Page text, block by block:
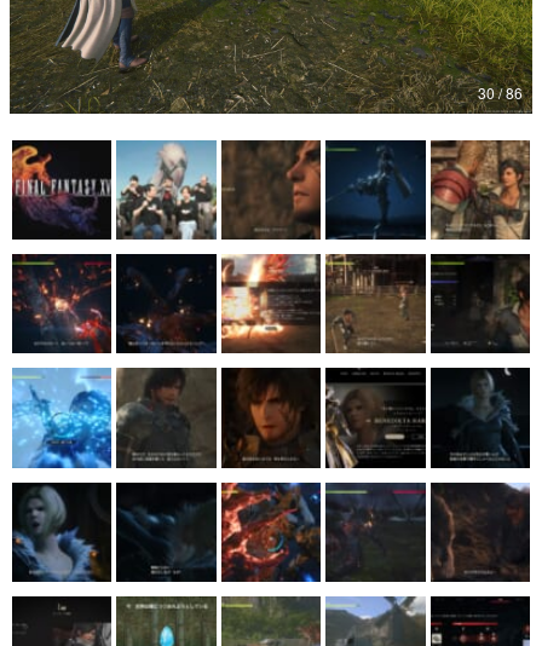
その他
電ファミニコゲーマーとは？
運営：株式会社マレ
30 / 86